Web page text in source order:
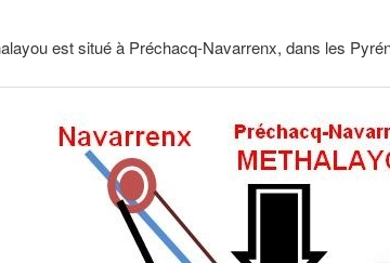
est situé à Préchacq-Navarrenx, dans les